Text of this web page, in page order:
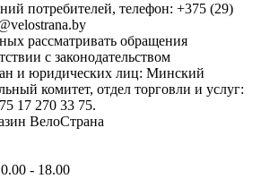
потребителей, телефон: +375 (29)
рассматривать обращения
с законодательством
и юридических лиц: Минский
комитет, отдел торговли и услуг:
17 270 33 75.
ВелоСтрана
- 18.00